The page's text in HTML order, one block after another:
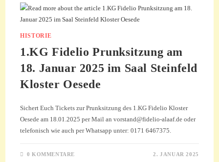
HISTORIE
1.KG Fidelio Prunksitzung am
18. Januar 2025 im Saal Steinfeld
Kloster Oesede
Sichert Euch Tickets zur Prunksitzung des 1.KG Fidelio Kloster
Oesede am 18.01.2025 per Mail an vorstand@fidelio-alaaf.de oder
telefonisch wie auch per Whatsapp unter: 0171 6467375.
0 KOMMENTARE 2. JANUAR 2025